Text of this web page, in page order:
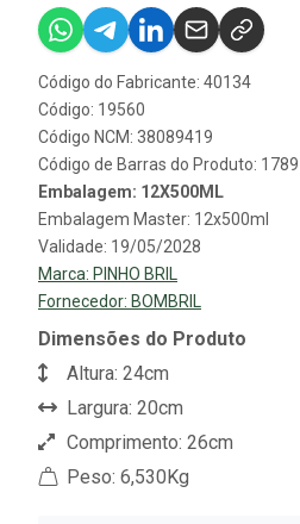
Código do Fabricante: 40134
Código: 19560
Código NCM: 38089419
Código de Barras do Produto:
Embalagem: 12X500ML
Embalagem Master: 12x500ml
Validade: 19/05/2028
Marca: PINHO BRIL
Fornecedor: BOMBRIL
Dimensões do Produto
Altura: 24cm
Largura: 20cm
Comprimento: 26cm
Peso: 6,530Kg